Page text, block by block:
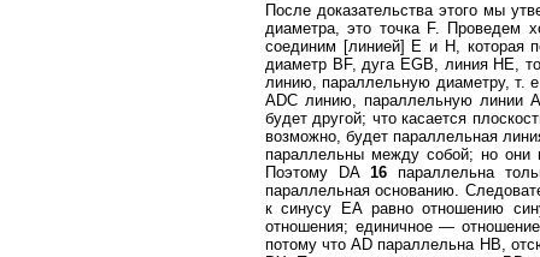
После доказательства этого мы
диаметра, это точка F. Проведем
соединим [линией] Ε и Н, которая
диаметр BF, дуга EGB, линия НЕ,
линию, параллельную диаметру, т.
ADC линию, параллельную линии
будет другой; что касается
возможно, будет параллельная
параллельны между собой; но они
Поэтому DA 16параллельна
параллельная основанию.
к синусу ЕА равно отношению
отношения; единичное —
потому что AD параллельна НВ,